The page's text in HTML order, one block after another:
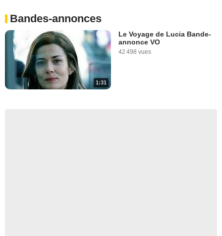
Bandes-annonces
1:31
Le Voyage de Lucia Bande-
annonce VO
42 498 vues